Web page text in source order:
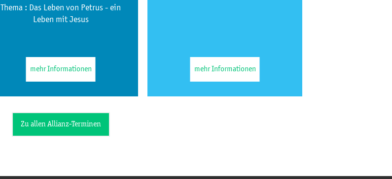
Thema : Das Leben von Petrus - ein
Leben mit Jesus
mehr Informationen mehr Informationen
Zu allen Allianz-Terminen